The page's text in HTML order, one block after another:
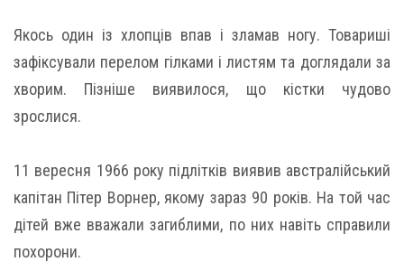
Якось один із хлопців впав і зламав ногу. Товариші
зафіксували перелом гілками і листям та доглядали за
хворим. Пізніше виявилося, що кістки чудово
зрослися.
11 вересня 1966 року підлітків виявив австралійський
капітан Пітер Ворнер, якому зараз 90 років. На той час
дітей вже вважали загиблими, по них навіть справили
похорони.